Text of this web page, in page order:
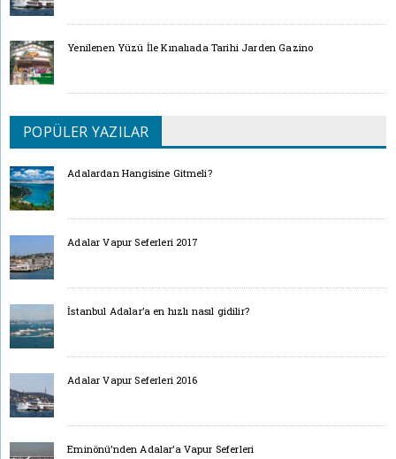
Yenilenen Yüzü İle Kınalıada Tarihi Jarden Gazino
POPÜLER YAZILAR
Adalardan Hangisine Gitmeli?
Adalar Vapur Seferleri 2017
İstanbul Adalar’a en hızlı nasıl gidilir?
Adalar Vapur Seferleri 2016
Eminönü’nden Adalar’a Vapur Seferleri